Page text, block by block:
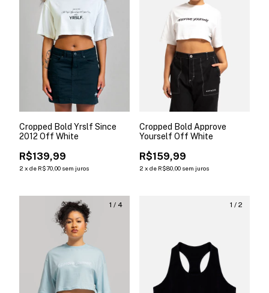
Cropped Bold Yrslf Since
2012 Off White
R$139,99
2 x de R$70,00 sem juros
Cropped Bold Approve
Yourself Off White
R$159,99
2 x de R$80,00 sem juros
1 / 4 1 / 2